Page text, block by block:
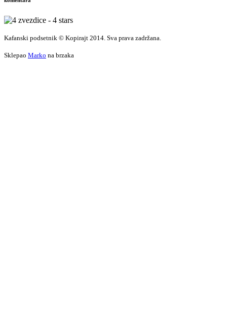
Kafanski podsetnik © Kopirajt 2014. Sva prava zadržana.
Sklepao Marko na brzaka